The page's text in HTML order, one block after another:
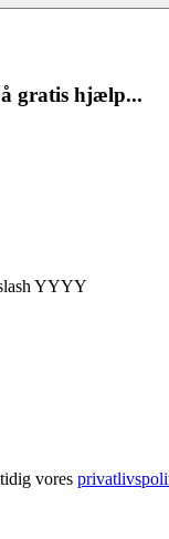
gratis hjælp...
YYYY
vores